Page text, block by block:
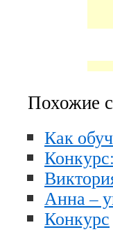
Похожие
Как
Анна –
Конкурс